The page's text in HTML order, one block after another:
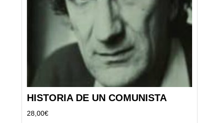
HISTORIA DE UN COMUNISTA
28,00€